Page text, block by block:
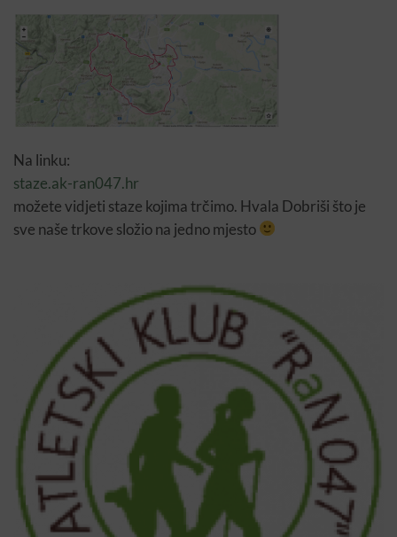
Na linku:
staze.ak-ran047.hr
možete vidjeti staze kojima trčimo. Hvala Dobriši što je
sve naše trkove složio na jedno mjesto